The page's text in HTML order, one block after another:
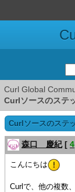
Curl Global
Curlソースのステ
Curlソースのステ
森口 慶紀 [ 4
こんにちは
Curlで、他の複数